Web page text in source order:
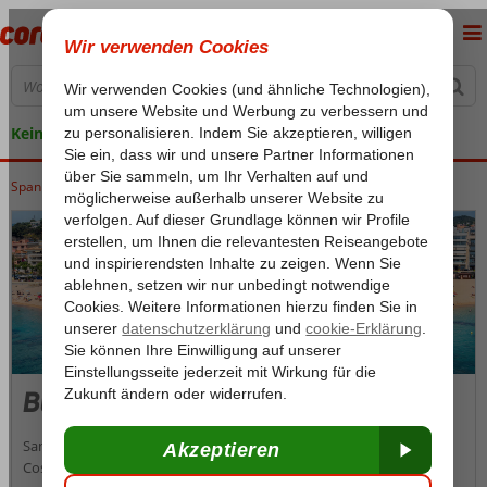
Keine versteckten Kosten
Home
Spanien Costa Brava Costa Brava Blanes
Blanes
Sandliebhaber können sich in Blanes, dem südlichsten Ort an der
Costa Brava, verwöhnen lassen. Der lange Sandstrand, zahlreiche